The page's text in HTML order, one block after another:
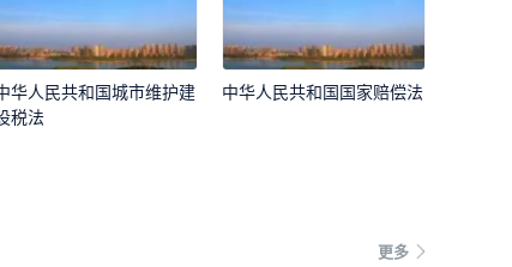
华人民共和国城市维护建
税法
中华人民共和国国家赔偿法
更多